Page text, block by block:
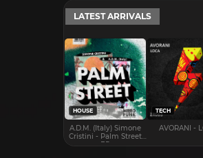
r
e
a
d
s
t
a
r
t
e
r
a
r
t
a
LATEST ARRIVALS
HOUSE
A.D.M. (Italy) Simone
Cristini - Palm Street
EP
TECH
AVORANI -